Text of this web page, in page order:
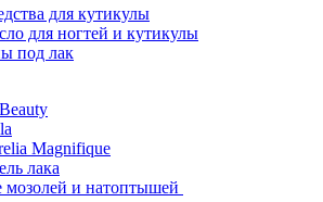
для кутикулы
для ногтей и кутикулы
под лак
Magnifique
лака
мозолей и натоптышей